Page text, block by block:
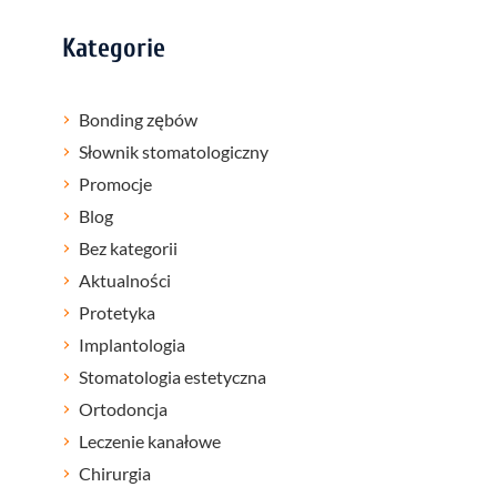
Kategorie
Bonding zębów
Słownik stomatologiczny
Promocje
Blog
Bez kategorii
Aktualności
Protetyka
Implantologia
Stomatologia estetyczna
Ortodoncja
Leczenie kanałowe
Chirurgia